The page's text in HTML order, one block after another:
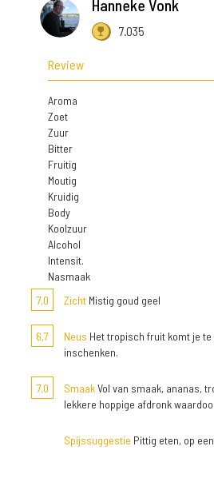
Hanneke Vonk
7.035
Review
Aroma
Zoet
Zuur
Bitter
Fruitig
Moutig
Kruidig
Body
Koolzuur
Alcohol
Intensit.
Nasmaak
7,0
Zicht Mistig goud geel
6,7 Neus Het tropisch fruit komt je
inschenken.
7,0 SmaakVol van smaak, ananas,
lekkere hoppige afdronk
Spijssuggestie Pittig eten, op